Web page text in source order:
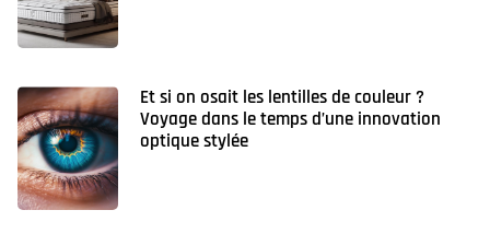
Et si on osait les lentilles de couleur ?
Voyage dans le temps d’une innovation
optique stylée